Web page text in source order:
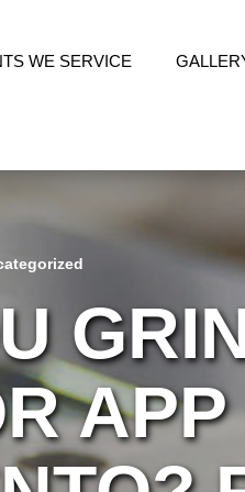
WE SERVICE
APP